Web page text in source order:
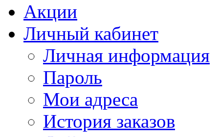
Акции
Личный кабинет
Личная информация
Пароль
Мои адреса
История заказов